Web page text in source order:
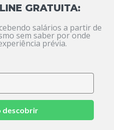
GRATUITA:
salários a partir de
sem saber por onde
prévia.
descobrir